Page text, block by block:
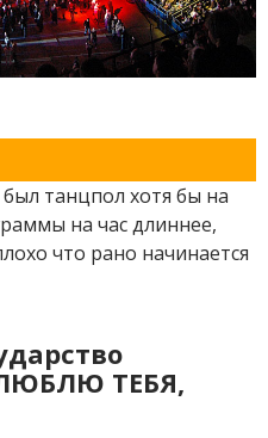
танцпол хотя бы на
на час длиннее,
что рано начинается
ТЕБЯ,